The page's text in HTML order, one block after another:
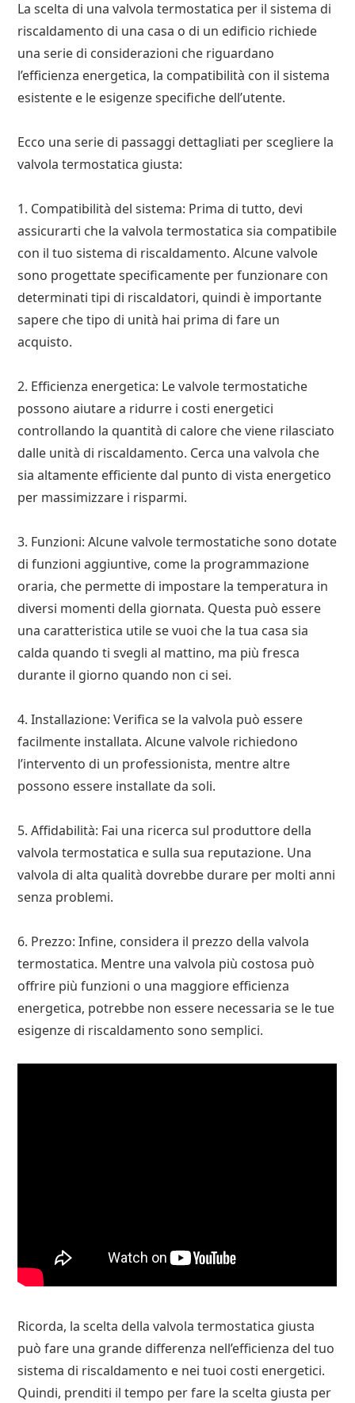
La scelta di una valvola termostatica per il sistema di
riscaldamento di una casa o di un edificio richiede
una serie di considerazioni che riguardano
l’efficienza energetica, la compatibilità con il sistema
esistente e le esigenze specifiche dell’utente.
Ecco una serie di passaggi dettagliati per scegliere la
valvola termostatica giusta:
1. Compatibilità del sistema: Prima di tutto, devi
assicurarti che la valvola termostatica sia compatibile
con il tuo sistema di riscaldamento. Alcune valvole
sono progettate specificamente per funzionare con
determinati tipi di riscaldatori, quindi è importante
sapere che tipo di unità hai prima di fare un
acquisto.
2. Efficienza energetica: Le valvole termostatiche
possono aiutare a ridurre i costi energetici
controllando la quantità di calore che viene rilasciato
dalle unità di riscaldamento. Cerca una valvola che
sia altamente efficiente dal punto di vista energetico
per massimizzare i risparmi.
3. Funzioni: Alcune valvole termostatiche sono dotate
di funzioni aggiuntive, come la programmazione
oraria, che permette di impostare la temperatura in
diversi momenti della giornata. Questa può essere
una caratteristica utile se vuoi che la tua casa sia
calda quando ti svegli al mattino, ma più fresca
durante il giorno quando non ci sei.
4. Installazione: Verifica se la valvola può essere
facilmente installata. Alcune valvole richiedono
l’intervento di un professionista, mentre altre
possono essere installate da soli.
5. Affidabilità: Fai una ricerca sul produttore della
valvola termostatica e sulla sua reputazione. Una
valvola di alta qualità dovrebbe durare per molti anni
senza problemi.
6. Prezzo: Infine, considera il prezzo della valvola
termostatica. Mentre una valvola più costosa può
offrire più funzioni o una maggiore efficienza
energetica, potrebbe non essere necessaria se le tue
esigenze di riscaldamento sono semplici.
Ricorda, la scelta della valvola termostatica giusta
può fare una grande differenza nell’efficienza del tuo
sistema di riscaldamento e nei tuoi costi energetici.
Quindi, prenditi il tempo per fare la scelta giusta per